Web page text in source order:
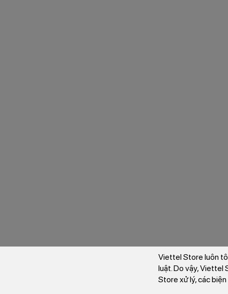
Viettel Store luôn
luật. Do vậy, Viettel
Store xử lý, các